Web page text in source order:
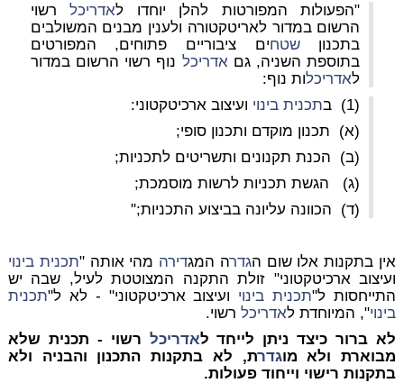
"הפעולות המפורטות להלן יוחדו לאדריכלרשוי
הרשום במדור לאריטקטורה ולענין מבנים המשולבים
בתכנוןשטחים ציבוריים פתוחים, המפורטים
בתוספת השניה, גם אדריכל נוף רשוי הרשום במדור
לאדריכלות נוף:
(1) ב
תכנית בינוי ועיצוב ארכיטקטוני:
(א) תכנון מוקדם ותכנון סופי;
(ב) הכנת תקנונים ותשריטים לתכניות;
(ג) הגשת תכניות לרשות מוסמכת;
(ד) הכוונה עליונה בביצוע התכניות;"
אין בתקנות אלו שום הגדרה המגדירה מהי אותה "תכנית בינוי
ועיצוב ארכיטקטוני" זולת התקנה המצוטטת לעיל, שבה יש
התייחסות ל"תכנית בינוי ועיצוב ארכיטקטוני" - לא ל"תכנית
בינוי", המיוחדת לאדריכלרשוי.
לא ברור כיצד ניתן לייחד לאדריכל רשוי - תכנית שלא
מבוארת ולא מוגדרת, לא בתקנות התכנון והבניה ולא
בתקנות רישוי וייחוד פעולות.